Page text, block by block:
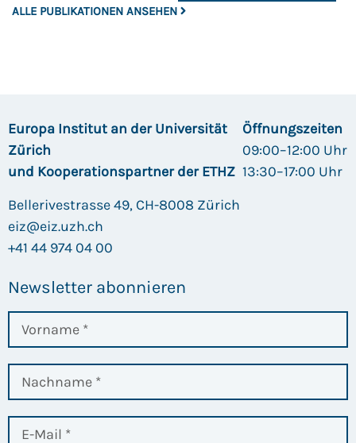
ALLE PUBLIKATIONEN ANSEHEN
Europa Institut an der Universität
Zürich
und Kooperationspartner der ETHZ
Bellerivestrasse 49, CH-8008 Zürich
eiz@eiz.uzh.ch
+41 44 974 04 00
Öffnungszeiten
09:00–12:00 Uhr
13:30–17:00 Uhr
Newsletter abonnieren